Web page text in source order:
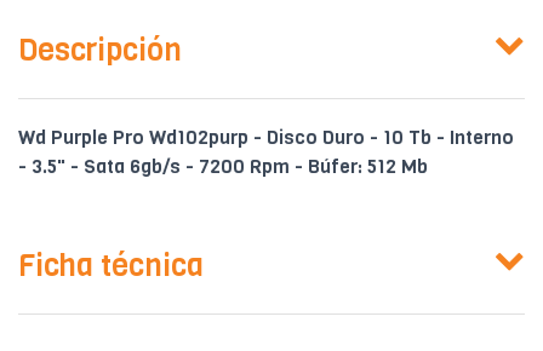
Descripción
Wd Purple Pro Wd102purp - Disco Duro - 10 Tb - Interno
- 3.5" - Sata 6gb/s - 7200 Rpm - Búfer: 512 Mb
Ficha técnica